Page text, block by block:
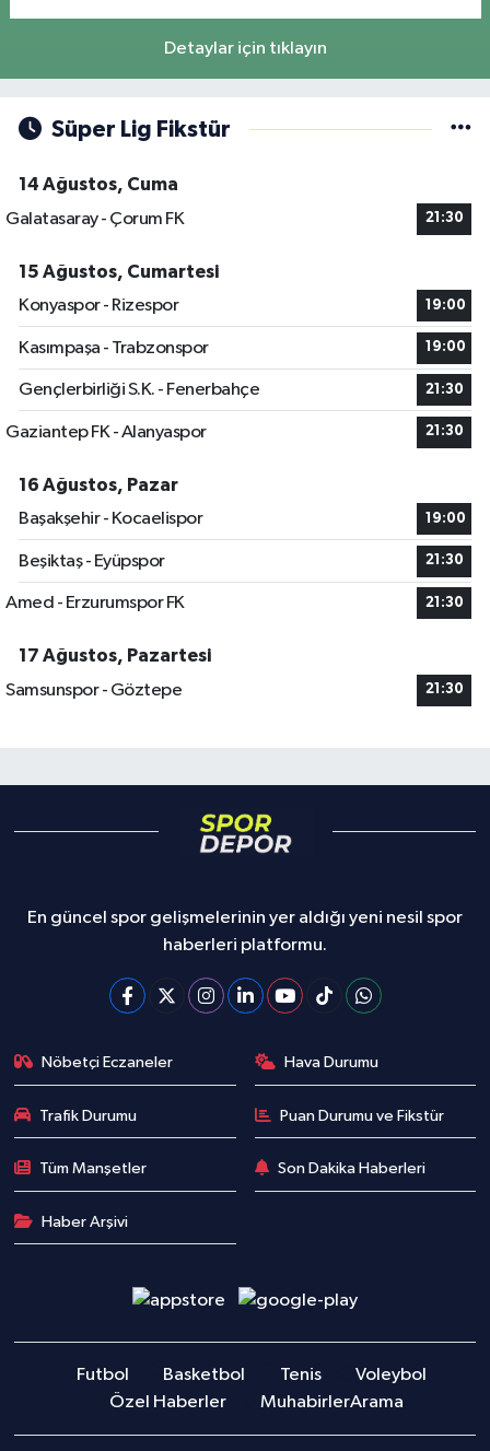
Detaylar için tıklayın
Süper Lig Fikstür
14 Ağustos, Cuma
Galatasaray - Çorum FK
21:30
15 Ağustos, Cumartesi
Konyaspor - Rizespor
19:00
Kasımpaşa - Trabzonspor 19:00
Gençlerbirliği S.K. - Fenerbahçe 21:30
Gaziantep FK - Alanyaspor 21:30
16 Ağustos, Pazar
Başakşehir - Kocaelispor
19:00
Beşiktaş - Eyüpspor 21:30
Amed - Erzurumspor FK 21:30
17 Ağustos, Pazartesi
Samsunspor - Göztepe
21:30
En güncel spor gelişmelerinin yer aldığı yeni nesil spor
haberleri platformu.
Nöbetçi Eczaneler Hava Durumu
Trafik Durumu Puan Durumu ve Fikstür
Tüm Manşetler Son Dakika Haberleri
Haber Arşivi
Futbol Basketbol Tenis
Voleybol
Özel Haberler
MuhabirlerArama